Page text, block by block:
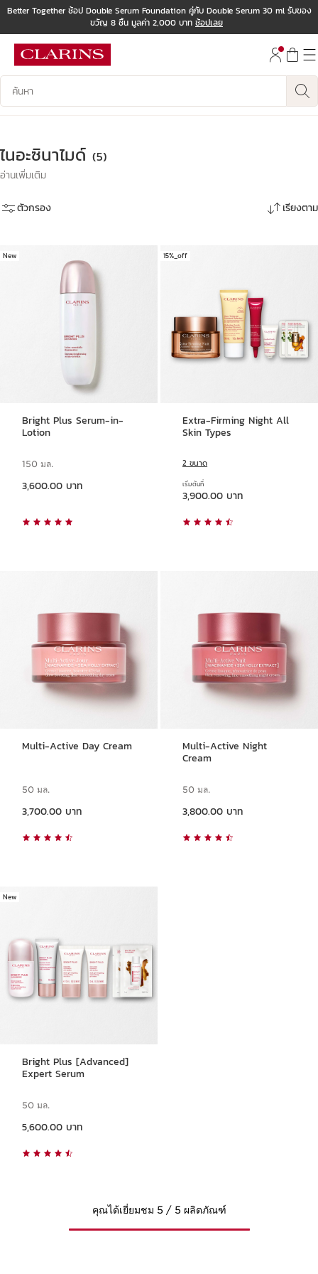
ไปที่ส่วนท้าย
Better Together ช้อป Double Serum Foundation คู่กับ Double Serum 30 ml รับของ
ขวัญ 8 ชิ้น มูลค่า 2,000 บาท ช้อปเลย
บันทึกข้อมูลค้นหา
ไนอะซินาไมด์ (5)
อ่านเพิ่มเติม
ตัวกรอง เรียงตาม
New
Bright Plus Serum-in-
Lotion
150 มล.
3,600.00 บาท
15%_off
Extra-Firming Night All
Skin Types
2 ขนาด
เริ่มต้นที่
ราคาปัจจุบัน 3,900.00 บาท
3,900.00 บาท
Multi-Active Day Cream
50 มล.
3,700.00 บาท
Multi-Active Night
Cream
50 มล.
3,800.00 บาท
New
Bright Plus [Advanced]
Expert Serum
50 มล.
5,600.00 บาท
คุณได้เยี่ยมชม 5 / 5 ผลิตภัณฑ์